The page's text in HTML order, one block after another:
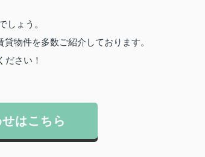
しょう。
貸物件を多数ご紹介しております。
ださい！
はこちら